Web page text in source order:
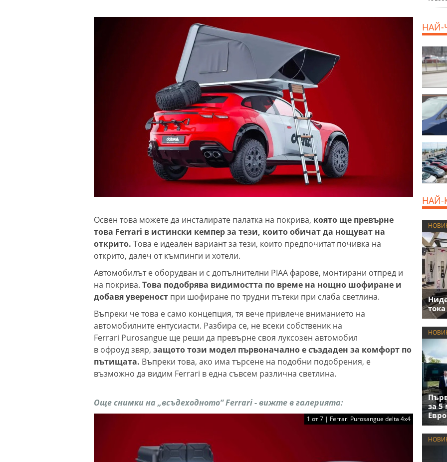
Освен това можете да инсталирате палатка на покрива, която ще превърне
това Ferrari в истински кемпер за тези, които обичат да нощуват на
открито. Това е идеален вариант за тези, които предпочитат почивка на
открито, далеч от къмпинги и хотели.
Автомобилът е оборудван и с допълнителни PIAA фарове, монтирани отпред и
на покрива. Това подобрява видимостта по време на нощно шофиране и
добавя увереност при шофиране по трудни пътеки при слаба светлина.
Въпреки че това е само концепция, тя вече привлече вниманието на
автомобилните ентусиасти. Разбира се, не всеки собственик на
Ferrari Purosangue ще реши да превърне своя луксозен автомобил
в офроуд звяр, защото този модел първоначално е създаден за комфорт по
пътищата. Въпреки това, ако има търсене на подобни подобрения, е
възможно да видим Ferrari в една съвсем различна светлина.
Още снимки на „всъдеходното“ Ferrari - вижте в галерията:
1 от 7 | Ferrari Purosangue delta 4x4
НАЙ-
НАЙ-
за 5